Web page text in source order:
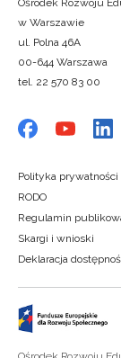
Ośrodek Rozwoju
w Warszawie
ul. Polna 46A
00-644 Warszawa
tel. 22 570 83 00
Polityka prywatności
RODO
Regulamin
Skargi i wnioski
Deklaracja